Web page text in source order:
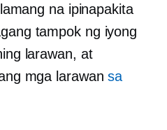
na ipinapakita
tampok ng iyong
larawan, at
mga larawansa